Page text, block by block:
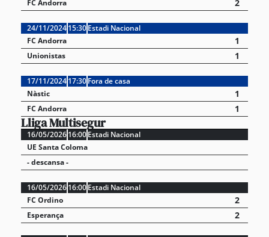
FC Andorra 2
24/11/202415:30Estadi Nacional
FC Andorra
1
Unionistas 1
17/11/202417:30Fora de casa
Nàstic
1
FC Andorra 1
Lliga Multisegur
16/05/202616:00Estadi Nacional
UE Santa Coloma
- descansa -
16/05/202616:00Estadi Nacional
FC Ordino
2
Esperança 2